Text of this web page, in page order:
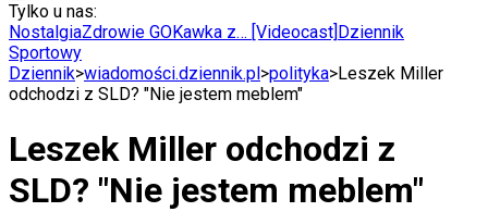
Anuluj
Wiadomości
Świat
Polityka
Ciekawostki
Gospodarka
Aktualności
Emerytury
Tylko u nas:
NostalgiaZdrowie GOKawka z… [Videocast] Dziennik
Sportowy
Dziennik>wiadomości.dziennik.pl >polityka>Leszek Miller
odchodzi z SLD? "Nie jestem meblem"
Leszek Miller odchodzi z
SLD? "Nie jestem meblem"